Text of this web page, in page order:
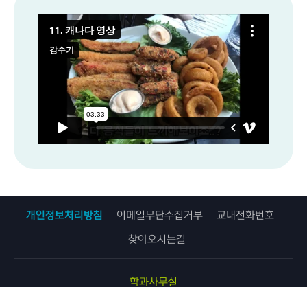
개인정보처리방침 이메일무단수집거부 교내전화번호
찾아오시는길
학과사무실